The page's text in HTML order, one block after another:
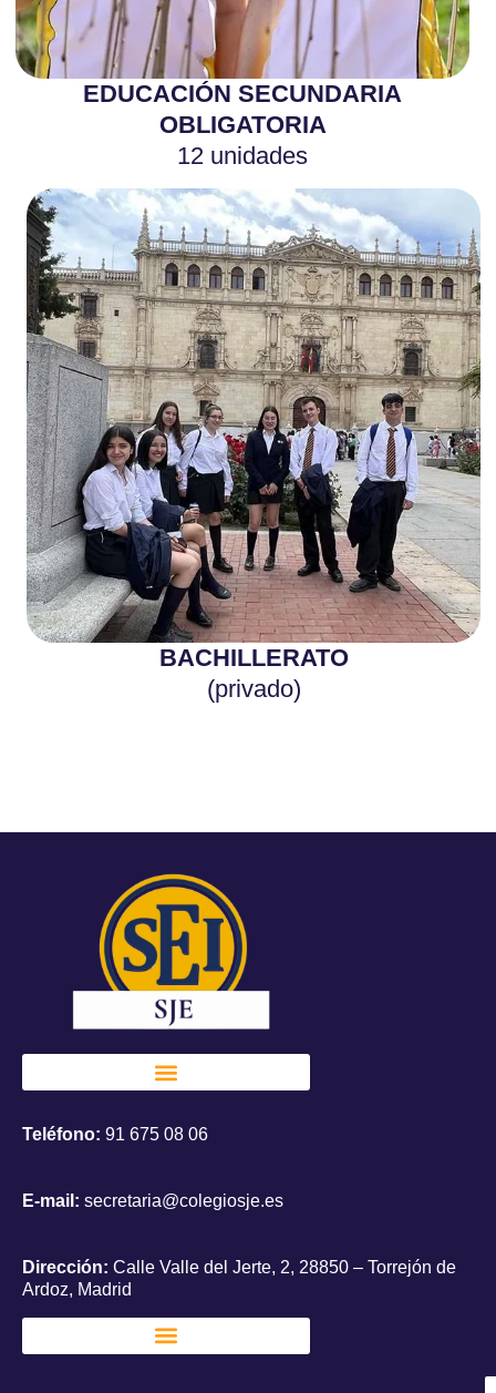
EDUCACIÓN SECUNDARIA
OBLIGATORIA
12 unidades
BACHILLERATO
(privado)
Teléfono: 91 675 08 06
E-mail: secretaria@colegiosje.es
Dirección: Calle Valle del Jerte, 2, 28850 – Torrejón de
Ardoz, Madrid